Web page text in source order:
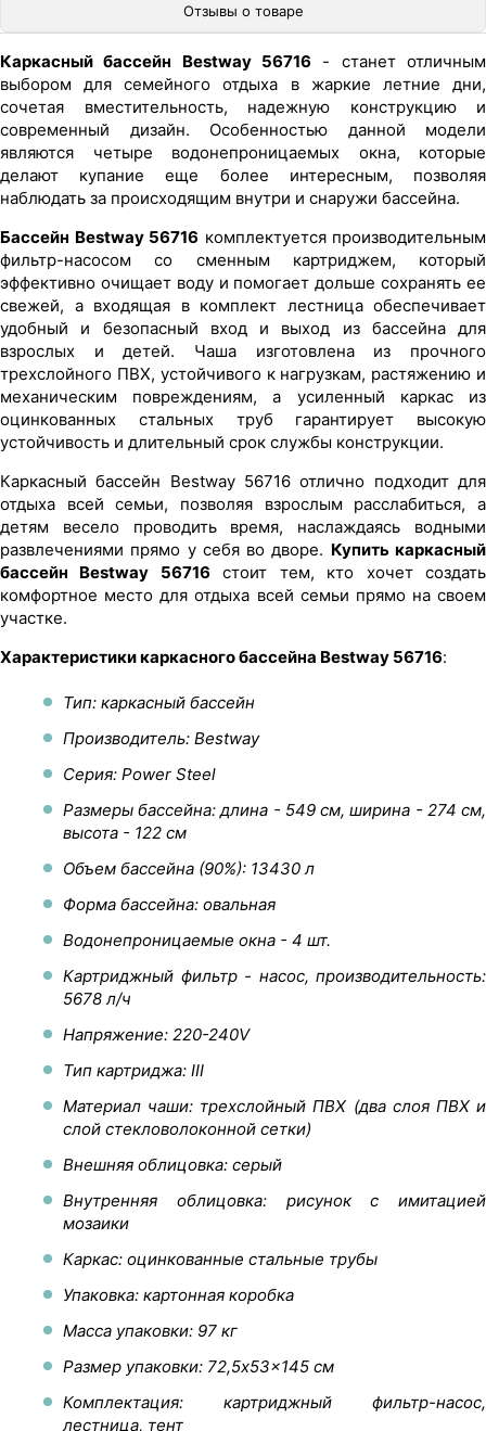
Отзывы о товаре
Каркасный бассейн Bestway 56716 - станет отличным
выбором для семейного отдыха в жаркие летние дни,
сочетая вместительность, надежную конструкцию и
современный дизайн. Особенностью данной модели
являются четыре водонепроницаемых окна, которые
делают купание еще более интересным, позволяя
наблюдать за происходящим внутри и снаружи бассейна.
Бассейн Bestway 56716 комплектуется производительным
фильтр-насосом со сменным картриджем, который
эффективно очищает воду и помогает дольше сохранять ее
свежей, а входящая в комплект лестница обеспечивает
удобный и безопасный вход и выход из бассейна для
взрослых и детей. Чаша изготовлена из прочного
трехслойного ПВХ, устойчивого к нагрузкам, растяжению и
механическим повреждениям, а усиленный каркас из
оцинкованных стальных труб гарантирует высокую
устойчивость и длительный срок службы конструкции.
Каркасный бассейн Bestway 56716 отлично подходит для
отдыха всей семьи, позволяя взрослым расслабиться, а
детям весело проводить время, наслаждаясь водными
развлечениями прямо у себя во дворе. Купить каркасный
бассейн Bestway 56716 стоит тем, кто хочет создать
комфортное место для отдыха всей семьи прямо на своем
участке.
Характеристики каркасного бассейна Bestway 56716:
Тип: каркасный бассейн
Производитель: Bestway
Серия: Power Steel
Размеры бассейна: длина - 549 см, ширина - 274 см,
высота - 122 см
Объем бассейна (90%): 13430 л
Форма бассейна: овальная
Водонепроницаемые окна - 4 шт.
Картриджный фильтр - насос, производительность:
5678 л/ч
Напряжение: 220-240V
Тип картриджа: III
Материал чаши: трехслойный ПВХ (два слоя ПВХ и
слой стекловолоконной сетки)
Внешняя облицовка: серый
Внутренняя облицовка: рисунок с имитацией
мозаики
Каркас: оцинкованные стальные трубы
Упаковка: картонная коробка
Масса упаковки: 97 кг
Размер упаковки: 72,5x53x145 см
Комплектация: картриджный фильтр-насос,
лестница, тент